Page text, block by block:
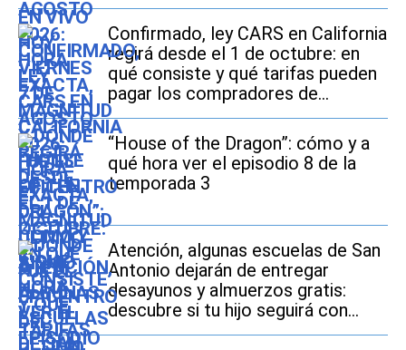
Confirmado, ley CARS en California
regirá desde el 1 de octubre: en
qué consiste y qué tarifas pueden
pagar los compradores de
vehículos usados
“House of the Dragon”: cómo y a
qué hora ver el episodio 8 de la
temporada 3
Atención, algunas escuelas de San
Antonio dejarán de entregar
desayunos y almuerzos gratis:
descubre si tu hijo seguirá con
este beneficio durante el ciclo